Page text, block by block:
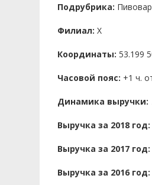
Подрубрика:
Филиал: X
Координаты: 53.199
Часовой пояс: +1 ч.
Динамика выручки:
Выручка за 2018 год:
Выручка за 2017 год:
Выручка за 2016 год: